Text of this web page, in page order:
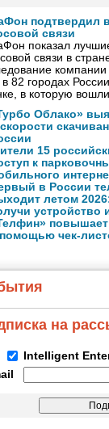
подтвердил
связи
показал
связи в
в 82 городах
в которую
Облако»
15
к
в России
летом
устройство
повышает
чек-
на
Intelligent